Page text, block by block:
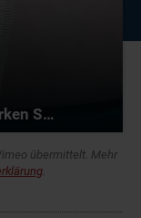
Pyoderma gangraenosum mit starken Schmerzen – Ein Fallbeispiel aus der Praxis
übermittelt. Mehr
.